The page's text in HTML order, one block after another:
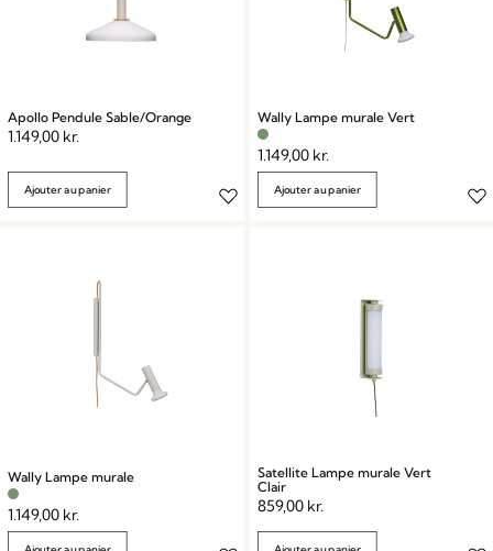
Apollo Pendule Sable/Orange
1.149,00 kr.
Ajouter au panier
Wally Lampe murale Vert
1.149,00 kr.
Ajouter au panier
Wally Lampe murale
1.149,00 kr.
Satellite Lampe murale Vert
Clair
859,00 kr.